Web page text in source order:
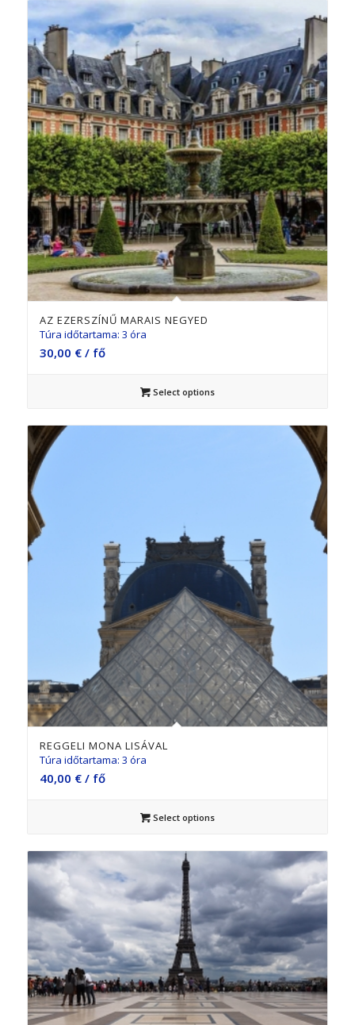
AZ EZERSZÍNŰ MARAIS NEGYED
Túra időtartama: 3 óra
30,00 €/ fő
Select options
REGGELI MONA LISÁVAL
Túra időtartama: 3 óra
40,00 €/ fő
Select options